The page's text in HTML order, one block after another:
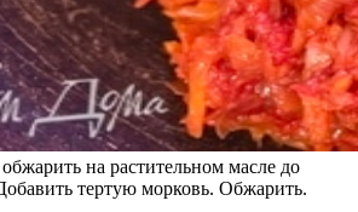
на растительном масле до
тертую морковь. Обжарить.